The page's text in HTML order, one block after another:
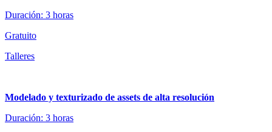
Duración: 3 horas
Gratuito
Talleres
Modelado y texturizado de assets de alta resolución
Duración: 3 horas